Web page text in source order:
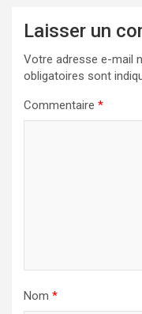
Laisser un
Votre adresse e-mail
obligatoires sont
Commentaire *
Nom *